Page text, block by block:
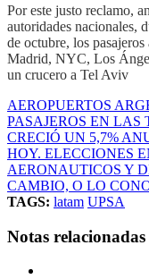
Por este justo reclamo,
autoridades nacionales,
de octubre, los
Madrid, NYC, Los
un crucero a Tel Aviv
AEROPUERTOS
PASAJEROS EN
CRECIÓ UN 5,7%
HOY. ELECCIONES
AERONAUTICOS Y
CAMBIO, O LO
TAGS: latam UPSA
Notas relacionadas